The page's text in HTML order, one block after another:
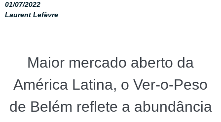
01/07/2022
Laurent Lefèvre
Maior mercado aberto da
América Latina, o Ver-o-Peso
de Belém reflete a abundância